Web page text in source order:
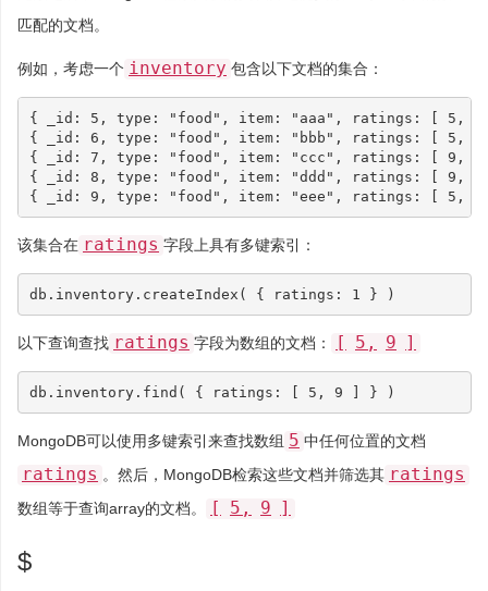
匹配的文档。
例如，考虑一个 inventory 包含以下文档的集合：
{ _id : 5 , type : "food" , item: "aaa" , ratings : [ 5 ,
{
_id : 6 , type : "food" , item: "bbb" , ratings : [ 5 ,
{
_id : 7 , type : "food" , item: "ccc" , ratings : [ 9 ,
{
_id : 8 , type : "food" , item: "ddd" , ratings : [ 9 ,
{
_id : 9 , type : "food" , item: "eee" , ratings : [ 5 ,
该集合在 ratings 字段上具有多键索引：
db . inventory. createIndex ( { ratings : 1 } )
以下查询查找 ratings 字段为数组的文档： [ 5, 9 ]
db . inventory. find ( { ratings : [ 5 , 9 ] } )
MongoDB可以使用多键索引来查找数组 5 中任何位置的文档
ratings 。然后，MongoDB检索这些文档并筛选其 ratings
数组等于查询array的文档。 [ 5, 9 ]
$